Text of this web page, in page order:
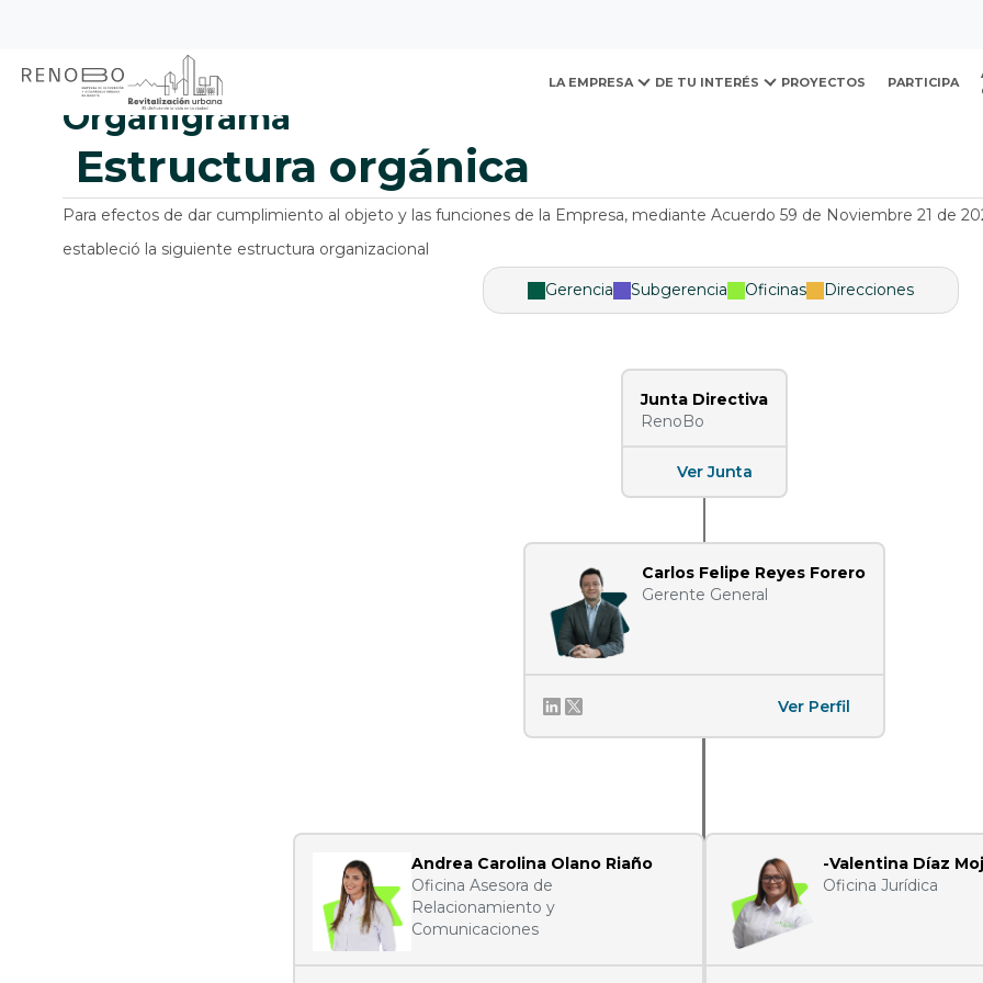
principal
LA EMPRESA DE TU INTERÉS PROYECTOS PARTICIPA
Organigrama
estructura orgánica
Para efectos de dar cumplimiento al objeto y las funciones de la Empresa, mediante Acuerdo 59 de Noviembre 21 de
estableció la siguiente estructura organizacional
Gerencia Subgerencia Oficinas Direcciones
Junta Directiva
RenoBo
Ver Junta
Carlos Felipe Reyes Forero
Gerente General
Ver Perfil
Andrea Carolina Olano Riaño
Oficina Asesora de
Relacionamiento y
Comunicaciones
-Valentina Díaz
Oficina Jurídica